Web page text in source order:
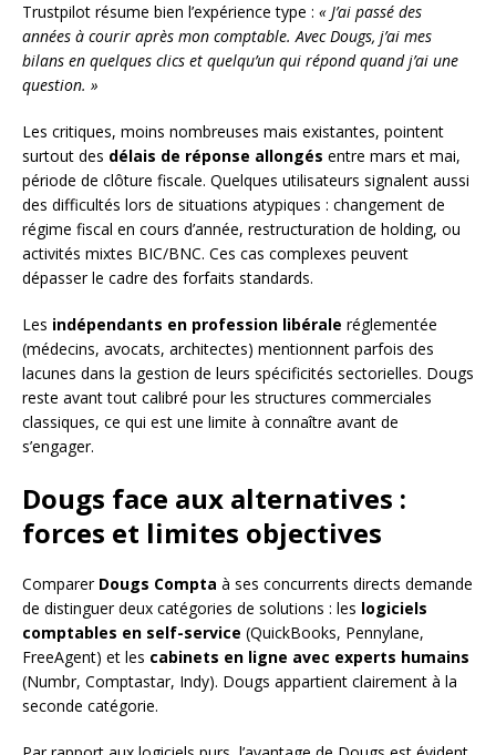
Trustpilot résume bien l’expérience type : « J’ai passé des
années à courir après mon comptable. Avec Dougs, j’ai mes
bilans en quelques clics et quelqu’un qui répond quand j’ai une
question. »
Les critiques, moins nombreuses mais existantes, pointent
surtout des délais de réponse allongés entre mars et mai,
période de clôture fiscale. Quelques utilisateurs signalent aussi
des difficultés lors de situations atypiques : changement de
régime fiscal en cours d’année, restructuration de holding, ou
activités mixtes BIC/BNC. Ces cas complexes peuvent
dépasser le cadre des forfaits standards.
Les indépendants en profession libérale réglementée
(médecins, avocats, architectes) mentionnent parfois des
lacunes dans la gestion de leurs spécificités sectorielles. Dougs
reste avant tout calibré pour les structures commerciales
classiques, ce qui est une limite à connaître avant de
s’engager.
Dougs face aux alternatives :
forces et limites objectives
Comparer Dougs Compta à ses concurrents directs demande
de distinguer deux catégories de solutions : les logiciels
comptables en self-service (QuickBooks, Pennylane,
FreeAgent) et les cabinets en ligne avec experts humains
(Numbr, Comptastar, Indy). Dougs appartient clairement à la
seconde catégorie.